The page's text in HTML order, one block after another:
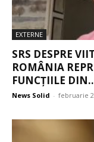
EXTERNE
SRS DESPRE
ROMÂNIA
FUNCȚIILE
News Solid - februarie